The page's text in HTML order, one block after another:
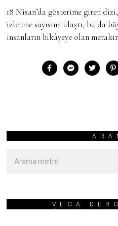
18 Nisan’da gösterime giren
izlenme sayısına ulaştı, bu da
insanların hikâyeye olan
VEGA